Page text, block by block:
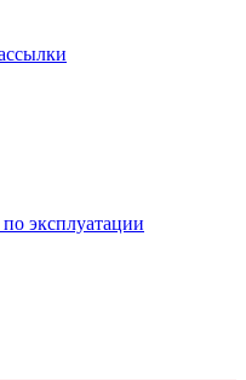
эксплуатации